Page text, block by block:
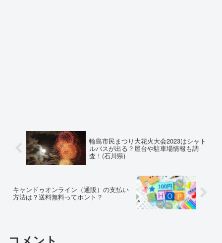
輪島市民まつり大花火大会2023はシャト
ルバスが出る？屋台や駐車場情報も調
査！(石川県)
キャンドゥオンライン（通販）の支払い
方法は？送料無料ってホント？